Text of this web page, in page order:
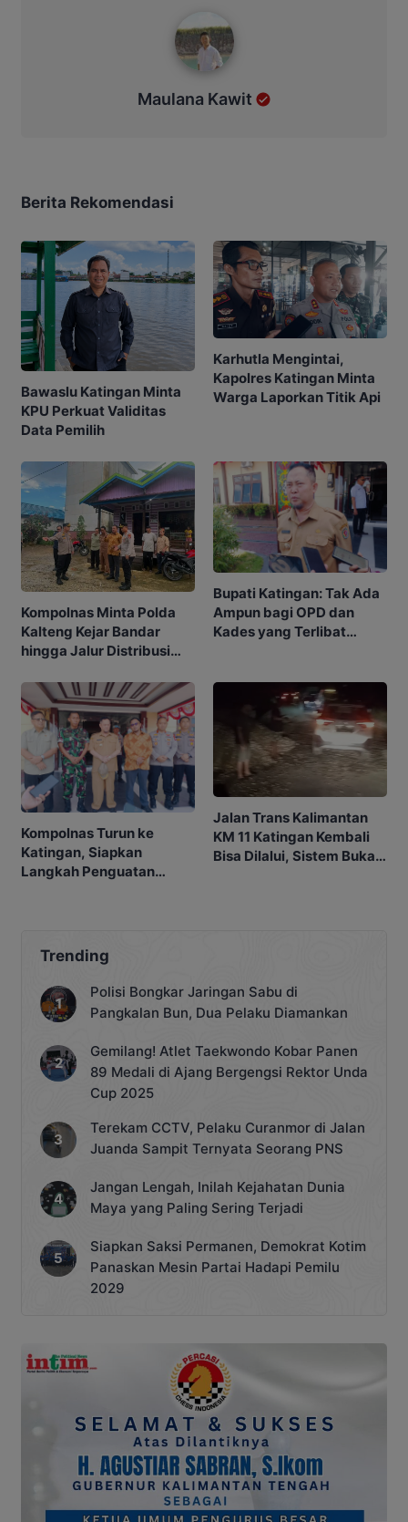
Maulana Kawit
Berita Rekomendasi
Bawaslu Katingan Minta
KPU Perkuat Validitas
Data Pemilih
Karhutla Mengintai,
Kapolres Katingan Minta
Warga Laporkan Titik Api
Kompolnas Minta Polda
Kalteng Kejar Bandar
hingga Jalur Distribusi
Bupati Katingan: Tak Ada
Ampun bagi OPD dan
Kades yang Terlibat
Kompolnas Turun ke
Katingan, Siapkan
Langkah Penguatan
Jalan Trans Kalimantan
KM 11 Katingan Kembali
Bisa Dilalui, Sistem Buka-
Trending
Polisi Bongkar Jaringan Sabu di
Pangkalan Bun, Dua Pelaku Diamankan
Gemilang! Atlet Taekwondo Kobar Panen
89 Medali di Ajang Bergengsi Rektor Unda
Cup 2025
Terekam CCTV, Pelaku Curanmor di Jalan
Juanda Sampit Ternyata Seorang PNS
Jangan Lengah, Inilah Kejahatan Dunia
Maya yang Paling Sering Terjadi
Siapkan Saksi Permanen, Demokrat Kotim
Panaskan Mesin Partai Hadapi Pemilu
2029